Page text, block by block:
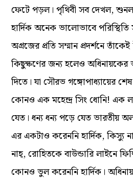
ফেটে পড়ল। পৃথিবী সব দেখল,
হার্দিক অনেক ভালোভাবে
অগ্রজের প্রতি সম্মান প্রদর্শনে
কিছুক্ষণের জন্য হলেও অধিনায়কের
দিতে। যা সৌরভ গঙ্গোপাধ্যায়ের
কোনও এক মহেন্দ্র সিং ধোনি! এক
যেত। ধন্য ধন্য পড়ে যেত ভারতীয়
এর একটাও করেননি হার্দিক, কিস্যু
নাহ্, রোহিতকে বাউন্ডারি লাইনে
কোনও ভুল করেননি হার্দিক।